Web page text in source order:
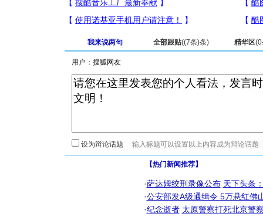
我来说两句 全部跟贴((7条)条) 精华区(0
用户：
设为辩论话题
【热门新闻推荐】
·萨达姆绞刑录像公布 天下头条
·公安部发A级通缉令 5万悬红佛
·纪念逝者 太原警察打死北京警